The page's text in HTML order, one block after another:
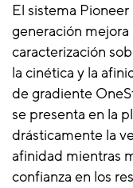
El sistema
generación
caracterización
la cinética y la
de gradiente
se presenta en la
drásticamente la
afinidad mientras
confianza en los